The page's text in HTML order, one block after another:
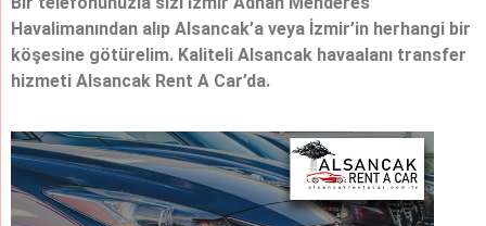
Havalimanından alıp Alsancak’a veya İzmir’in herhangi bir
köşesine götürelim. Kaliteli Alsancak havaalanı transfer
hizmeti Alsancak Rent A Car’da.